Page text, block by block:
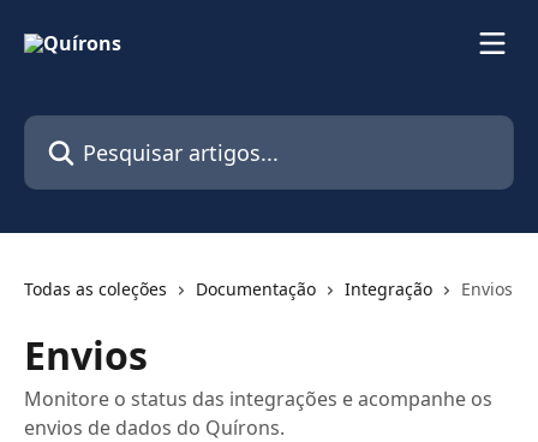
Pesquisar artigos...
Todas as coleções Documentação Integração Envios
Envios
Monitore o status das integrações e acompanhe os
envios de dados do Quírons.